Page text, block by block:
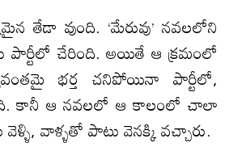
తేడా వుంది. ‘మేరువు’ నవలలోని
చేరింది. అయితే ఆ క్రమంలో
భర్త చనిపోయినా పార్టీలో,
కానీ ఆ నవలలో ఆ కాలంలో చాలా
వెళ్ళి, వాళ్ళతో పాటు వెనక్కి వచ్చారు.